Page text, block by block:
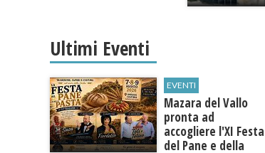
Ultimi Eventi
EVENTI
Mazara del Vallo
pronta ad
accogliere l'XI Festa
del Pane e della